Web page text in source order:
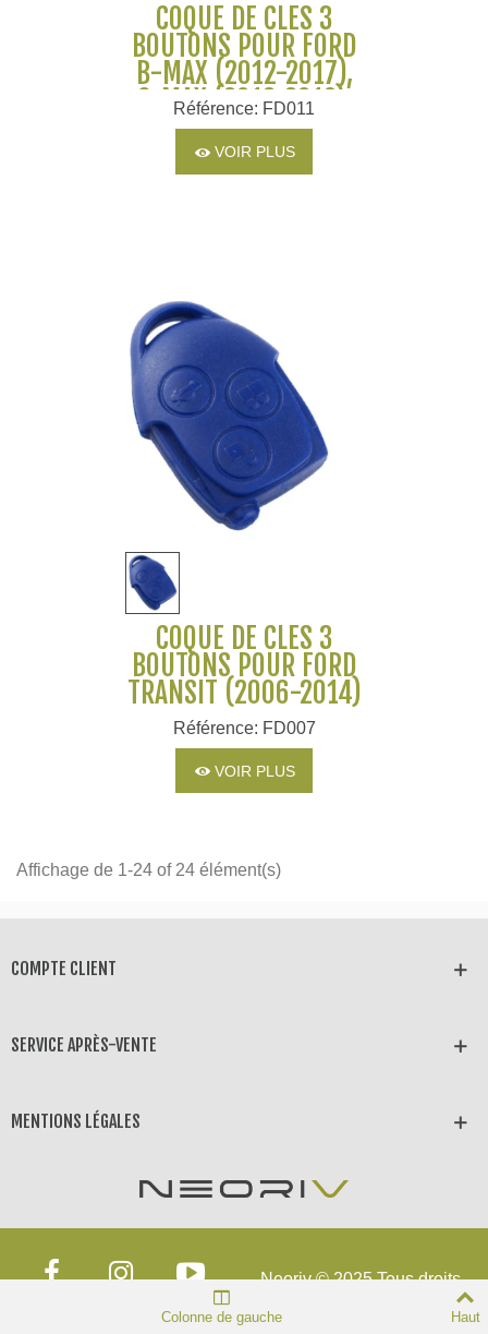
COQUE DE CLÉS 3
BOUTONS POUR FORD
B-MAX (2012-2017),
C-MAX (2012-2019),
FOCUS ETC..
Référence: FD011
VOIR PLUS
COQUE DE CLÉS 3
BOUTONS POUR FORD
TRANSIT (2006-2014)
Référence: FD007
VOIR PLUS
Affichage de 1-24 of 24 élément(s)
COMPTE CLIENT
SERVICE APRÈS-VENTE
MENTIONS LÉGALES
Neoriv © 2025 Tous droits
Colonne de gauche Haut